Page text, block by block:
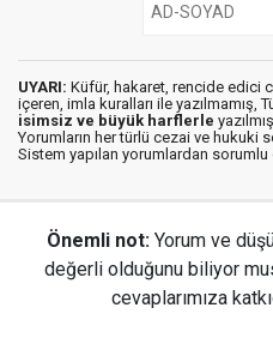
UYARI: Küfür, hakaret, rencide edici
içeren, imla kuralları ile yazılmamış,
isimsiz ve büyük harflerle
Yorumların her türlü cezai ve hukuki
Sistem yapılan yorumlardan sorumlu
Önemli not: Yorum ve
değerli olduğunu biliyor
cevaplarımıza